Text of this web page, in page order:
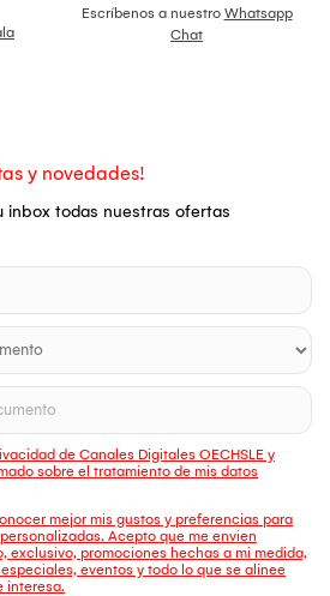
Escríbenos a nuestro Whatsapp
Chat
y novedades!
inbox todas nuestras ofertas
de Canales Digitales OECHSLE y
sobre el tratamiento de mis datos
mejor mis gustos y preferencias para
Acepto que me envien
exclusivo, promociones hechas a mi medida,
eventos y todo lo que se alinee
interesa.